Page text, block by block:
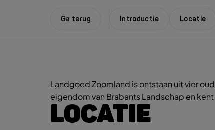
Ga terug Introductie Locatie
Landgoed Zoomland is ontstaan uit vier
eigendom van Brabants Landschap en
LOCATIE